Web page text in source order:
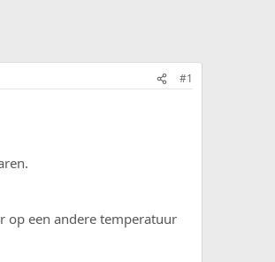
#1
op een andere temperatuur